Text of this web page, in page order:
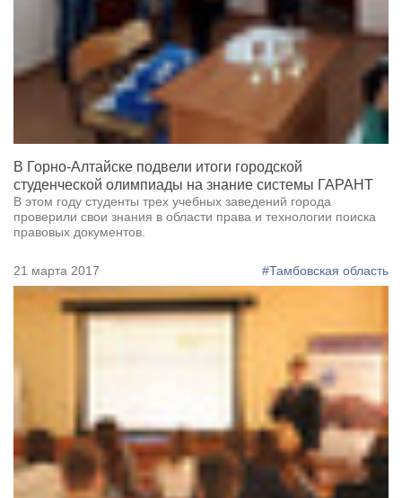
В Горно-Алтайске подвели итоги городской
студенческой олимпиады на знание системы ГАРАНТ
В этом году студенты трех учебных заведений города
проверили свои знания в области права и технологии поиска
правовых документов.
21 марта 2017 #Тамбовская область